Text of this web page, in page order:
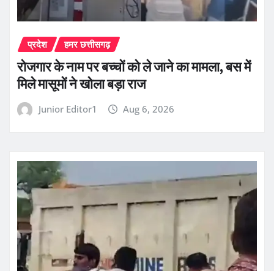
प्रदेश हमर छत्तीसगढ़
रोजगार के नाम पर बच्चों को ले जाने का मामला, बस में
मिले मासूमों ने खोला बड़ा राज
Junior Editor1 Aug 6, 2026